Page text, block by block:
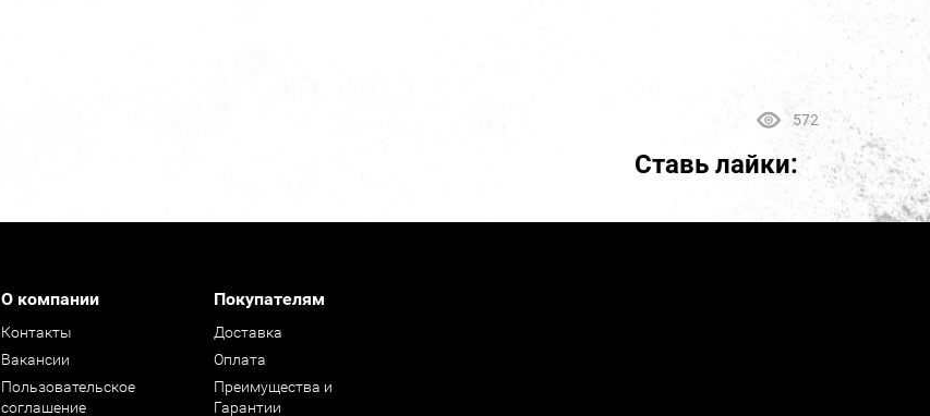
572
Ставь лайки:
О компании
Контакты
Вакансии
Пользовательское
соглашение
Покупателям
Доставка
Оплата
Преимущества и
Гарантии